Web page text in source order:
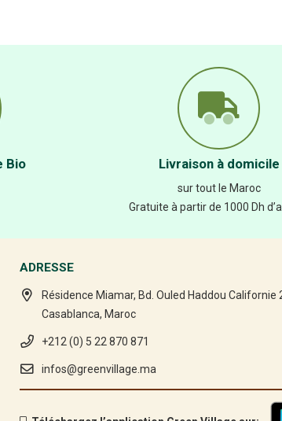
Bio Livraison à domicile
sur tout le Maroc
Gratuite à partir de 1000 Dh
ADRESSE
Résidence Miamar, Bd. Ouled Haddou Californie
Casablanca, Maroc
+212 (0) 5 22 870 871
infos@greenvillage.ma